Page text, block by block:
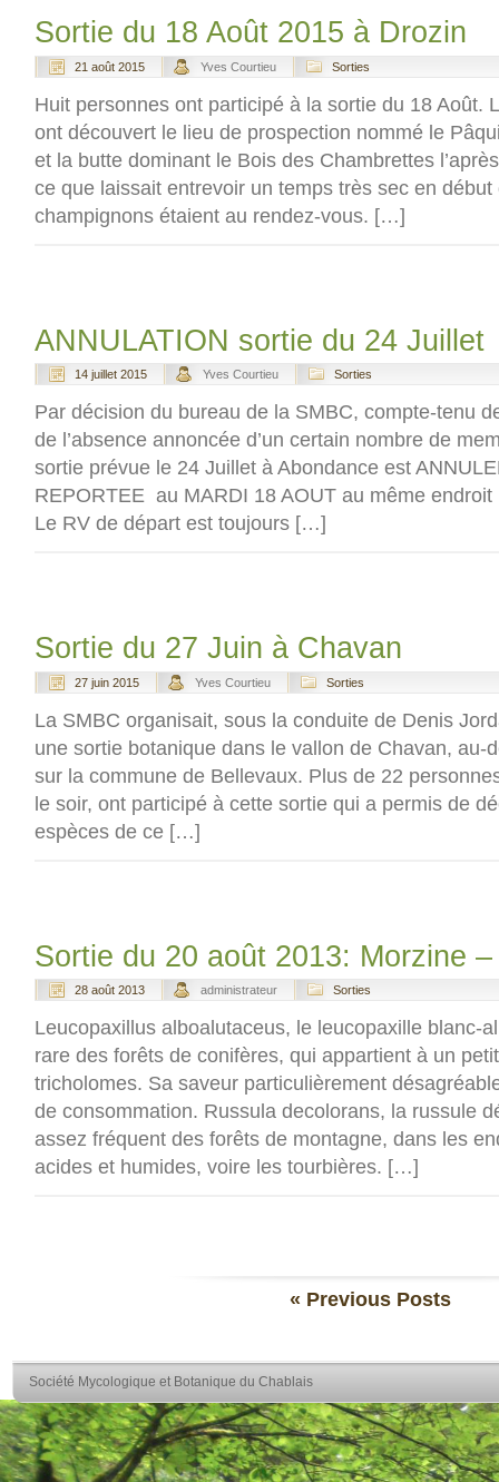
Sortie du 18 Août 2015 à Drozin
21 août 2015 Yves Courtieu Sorties
Huit personnes ont participé à la sortie du 18 Août.
ont découvert le lieu de prospection nommé le
et la butte dominant le Bois des Chambrettes
ce que laissait entrevoir un temps très sec en début
champignons étaient au rendez-vous. […]
ANNULATION sortie du 24 Juillet
14 juillet 2015 Yves Courtieu Sorties
Par décision du bureau de la SMBC, compte-tenu
de l’absence annoncée d’un certain nombre de
sortie prévue le 24 Juillet à Abondance est
REPORTEE au MARDI 18 AOUT au même endroit
Le RV de départ est toujours […]
Sortie du 27 Juin à Chavan
27 juin 2015 Yves Courtieu Sorties
La SMBC organisait, sous la conduite de Denis
une sortie botanique dans le vallon de Chavan, au-
sur la commune de Bellevaux. Plus de 22
le soir, ont participé à cette sortie qui a permis de
espèces de ce […]
Sortie du 20 août 2013: Morzine
28 août 2013 administrateur Sorties
Leucopaxillus alboalutaceus, le leucopaxille blanc-
rare des forêts de conifères, qui appartient à un
tricholomes. Sa saveur particulièrement
de consommation. Russula decolorans, la russule
assez fréquent des forêts de montagne, dans les
acides et humides, voire les tourbières. […]
« Previous Posts
Société Mycologique et Botanique du Chablais